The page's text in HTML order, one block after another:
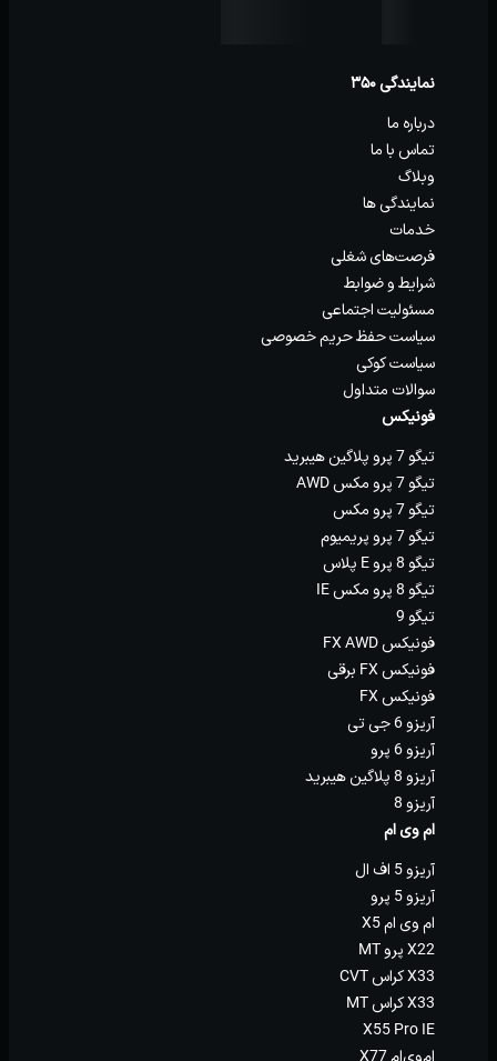
نمایندگی ۳۵۰
درباره ما
تماس با ما
وبلاگ
نمایندگی ها
خدمات
فرصت‌های شغلی
شرایط و ضوابط
مسئولیت اجتماعی
سیاست حفظ حریم خصوصی
سیاست کوکی
سوالات متداول
فونیکس
تیگو 7 پرو پلاگین هیبرید
تیگو 7 پرو مکس AWD
تیگو 7 پرو مکس
تیگو 7 پرو پریمیوم
تیگو 8 پرو E پلاس
تیگو 8 پرو مکس IE
تیگو 9
فونیکس FX AWD
فونیکس FX برقی
فونیکس FX
آریزو 6 جی تی
آریزو 6 پرو
آریزو 8 پلاگین هیبرید
آریزو 8
ام وی ام
آریزو 5 اف ال
آریزو 5 پرو
ام وی ام X5
X22 پرو MT
X33 کراس CVT
X33 کراس MT
X55 Pro IE
ام‌وی‌ام X77